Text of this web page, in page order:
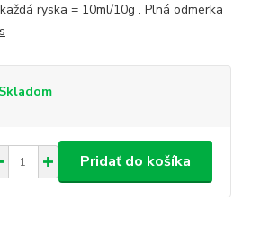
ryska = 10ml/10g . Plná odmerka
Skladom
Pridať do košíka